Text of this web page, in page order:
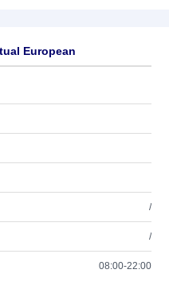
European
/
/
08:00-22:00